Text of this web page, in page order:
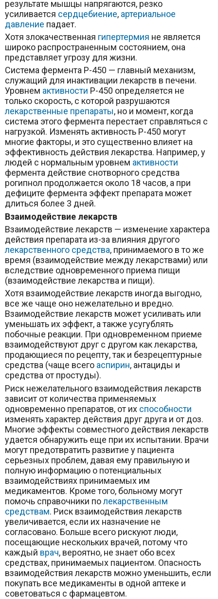
результате мышцы напрягаются, резко
усиливается сердцебиение, артериальное
давление падает.
Хотя злокачественная гипертермия не является
широко распространенным состоянием, она
представляет угрозу для жизни.
Система фермента P-450 — главный механизм,
служащий для инактивации лекарств в печени.
Уровнем активности P-450 определяется не
только скорость, с которой разрушаются
лекарственные препараты, но и момент, когда
система этого фермента перестает справляться с
нагрузкой. Изменять активность P-450 могут
многие факторы, и это существенно влияет на
эффективность действия лекарства. Например, у
людей с нормальным уровнем активности
фермента действие снотворного средства
рогипнол продолжается около 18 часов, а при
дефиците фермента эффект препарата может
длиться более 3 дней.
Взаимодействие лекарств
Взаимодействие лекарств — изменение характера
действия препарата из-за влияния другого
лекарственного средства, принимаемого в то же
время (взаимодействие между лекарствами) или
вследствие одновременного приема пищи
(взаимодействие лекарства и пищи).
Хотя взаимодействие лекарств иногда выгодно,
все же чаще оно нежелательно и вредно.
Взаимодействие лекарств может усиливать или
уменьшать их эффект, а также усугублять
побочные реакции. При одновременном приеме
взаимодействуют друг с другом как лекарства,
продающиеся по рецепту, так и безрецептурные
средства (чаще всего аспирин, антациды и
средства от простуды).
Риск нежелательного взаимодействия лекарств
зависит от количества применяемых
одновременно препаратов, от их способности
изменять характер действия друг друга и от доз.
Многие эффекты совместного действия лекарств
удается обнаружить еще при их испытании. Врачи
могут предотвратить развитие у пациента
серьезных проблем, давая ему правильную и
полную информацию о потенциальных
взаимодействиях принимаемых им
медикаментов. Кроме­ того, больному могут
помочь справочники полекарственным
средствам. Риск взаимодействия лекарств
увеличивается, если их назначение не
согласовано. Больше всего рискуют люди,
посещающие нескольких врачей, потому что
каждый врач, вероятно, не знает обо всех
средствах, принимаемых пациентом. Опасность
взаимодействия лекарств можно уменьшить, если
покупать все медикаменты в одной аптеке и
советоваться с фармацевтом.